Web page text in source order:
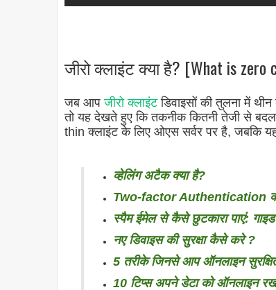
जीरो क्लाइंट क्या है? [What is zero
जब आपजीरो क्लाइंटडिवाइसों की तुलना में
तो यह देखते हुए कि तकनीक कितनी तेजी से
thin क्लाइंट के लिए ओएस सर्वर पर है, जबकि
व्हेलिंग अटैक क्या है?
Two-factor Authentication
स्पैम ईमेल से कैसे छुटकारा पाएं: गाइड
नए डिवाइस की सुरक्षा कैसे करे ?
5 तरीके जिनसे आप ऑनलाइन
10 टिप्स अपने डेटा को ऑनलाइन